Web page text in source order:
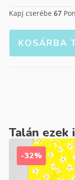
Kapj cserébe 67
KOSÁRBA
Talán ezek
-32%